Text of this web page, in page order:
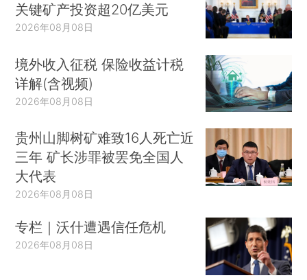
关键矿产投资超20亿美元
2026年08月08日
境外收入征税 保险收益计税
详解(含视频)
2026年08月08日
贵州山脚树矿难致16人死亡近
三年 矿长涉罪被罢免全国人
大代表
2026年08月08日
专栏｜沃什遭遇信任危机
2026年08月08日